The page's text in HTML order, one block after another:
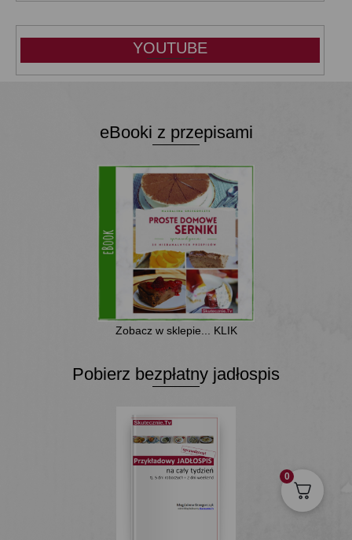
YOUTUBE
eBooki z przepisami
Zobacz w sklepie... KLIK
Pobierz bezpłatny jadłospis
0